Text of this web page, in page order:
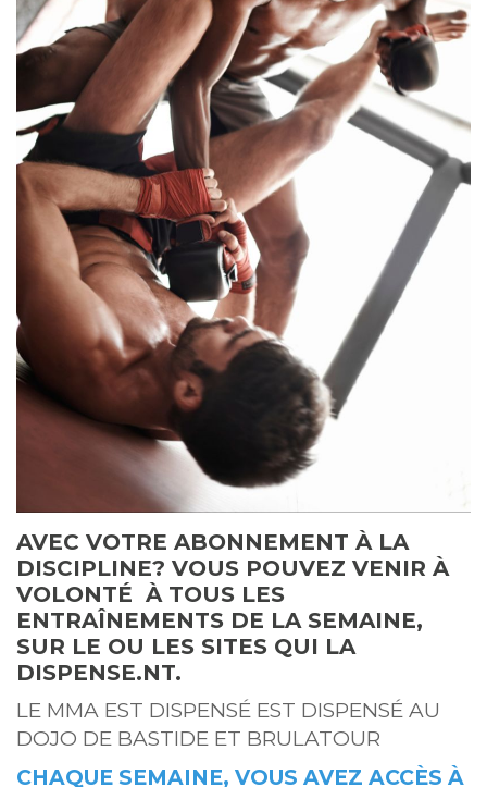
AVEC VOTRE ABONNEMENT À LA
DISCIPLINE? VOUS POUVEZ VENIR À
VOLONTÉ À TOUS LES
ENTRAÎNEMENTS DE LA SEMAINE,
SUR LE OU LES SITES QUI LA
DISPENSE.NT.
LE MMA EST DISPENSÉ EST DISPENSÉ AU
DOJO DE BASTIDE ET BRULATOUR
CHAQUE SEMAINE, VOUS AVEZ ACCÈS À